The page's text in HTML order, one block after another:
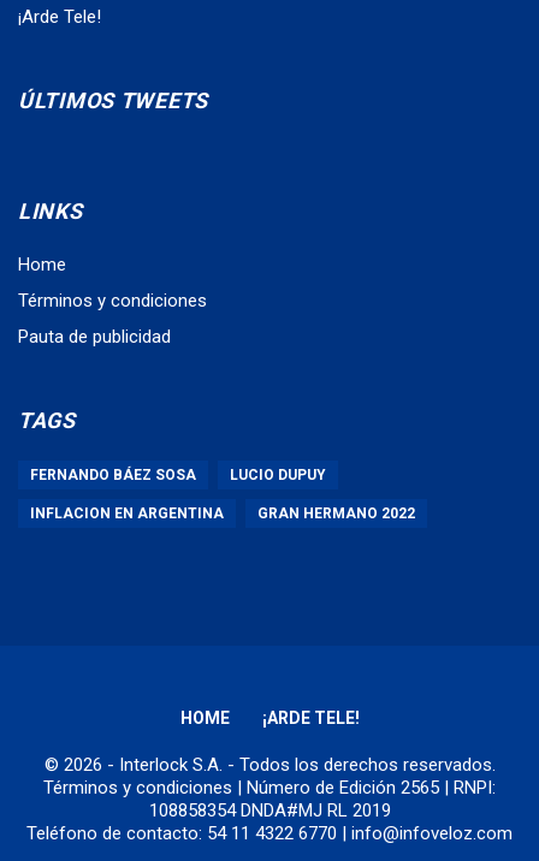
¡Arde Tele!
ÚLTIMOS TWEETS
LINKS
Home
Términos y condiciones
Pauta de publicidad
TAGS
FERNANDO BÁEZ SOSA LUCIO DUPUY
INFLACION EN ARGENTINA GRAN HERMANO 2022
HOME ¡ARDE TELE!
© 2026 - Interlock S.A. - Todos los derechos reservados.
Términos y condiciones | Número de Edición 2565 | RNPI:
108858354 DNDA#MJ RL 2019
Teléfono de contacto: 54 11 4322 6770 | info@infoveloz.com